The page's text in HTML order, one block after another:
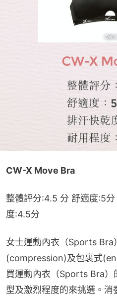
CW-X Move Bra
整體評分:4.5 分 舒適度:5
度:4.5分
女士運動內衣（Sports Bra
(compression)及包裹式
買運動內衣（Sports Bra）
型及激烈程度的來挑選。消